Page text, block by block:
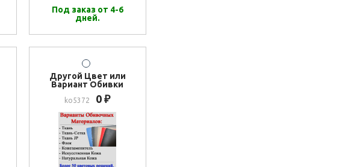
Под заказ от 4-6
дней.
Другой Цвет или
Вариант Обивки
ko5372 0 ₽